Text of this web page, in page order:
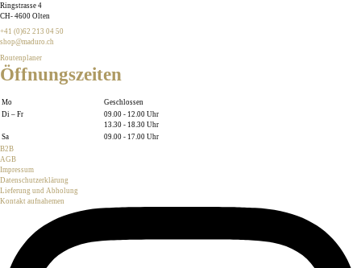
Ringstrasse 4
CH- 4600 Olten
+41 (0)62 213 04 50
shop@maduro.ch
Routenplaner
Öffnungszeiten
Mo
Geschlossen
Di – Fr
09.00 - 12.00 Uhr
13.30 - 18.30 Uhr
Sa
09.00 - 17.00 Uhr
B2B
AGB
Impressum
Datenschutzerklärung
Lieferung und Abholung
Kontakt aufnahemen